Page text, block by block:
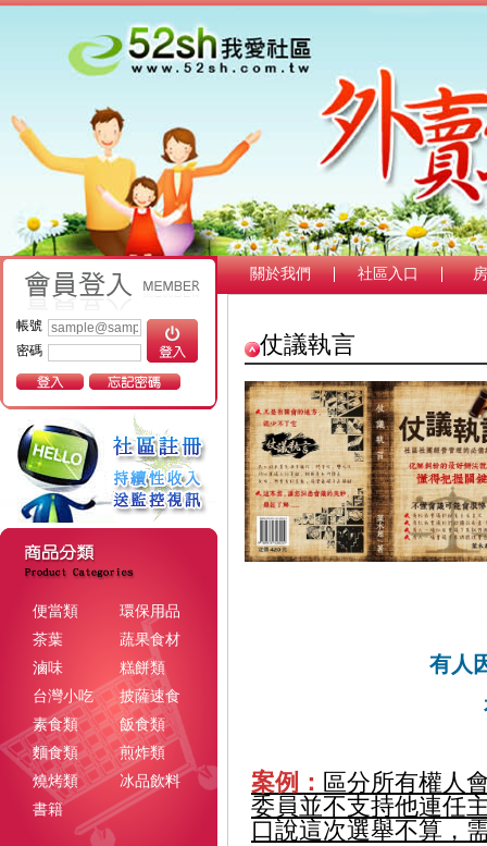
帳號
密碼
便當類
環保用品
茶葉
蔬果食材
滷味
糕餅類
台灣小吃
披薩速食
素食類
飯食類
麵食類
煎炸類
燒烤類
冰品飲料
書籍
關於我們 社區入口
仗議執言
有人
案例： 區分所有權人
委員並不支持他連任
口說這次選舉不算，